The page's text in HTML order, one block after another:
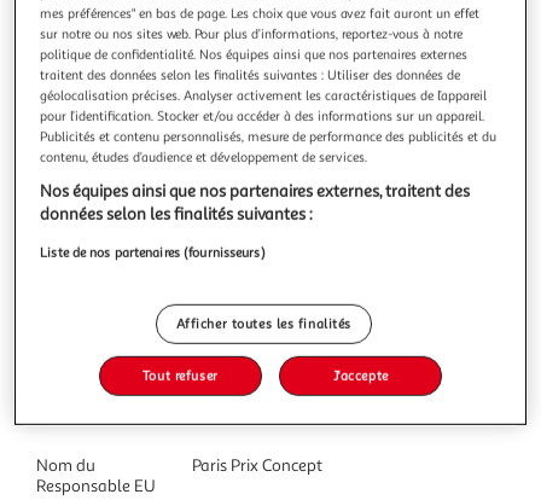
Cadre photo classique 20x25cm blanc
Informations Techniques : Dimensions : L. 23 x l. 30 x H. 1,5
cm Photo : L. 20 x l. 25 cm Matières : MDF, Verre & Plastique
Spécificités : Facile à déplacer Elément à poser Poids :
0,488 kg Couleur : Blanc
En savoir +
Vous voulez connaître le prix de ce produit ?
Afficher le prix
Caractéristiques
Nom du
Responsable EU
Paris Prix Concept
mes préférences" en bas de page. Les choix que vous avez fait auront un effet
sur notre ou nos sites web. Pour plus d’informations, reportez-vous à notre
politique de confidentialité. Nos équipes ainsi que nos partenaires externes
traitent des données selon les finalités suivantes : Utiliser des données de
géolocalisation précises. Analyser activement les caractéristiques de l’appareil
pour l’identification. Stocker et/ou accéder à des informations sur un appareil.
Publicités et contenu personnalisés, mesure de performance des publicités et du
contenu, études d’audience et développement de services.
Nos équipes ainsi que nos partenaires externes, traitent des
données selon les finalités suivantes :
Liste de nos partenaires (fournisseurs)
Afficher toutes les finalités
Tout refuser J'accepte